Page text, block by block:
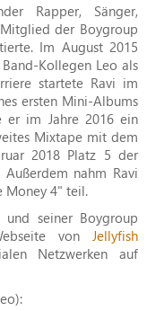
Rapper, Sänger,
der Boygroup
Im August 2015
Kollegen Leo als
startete Ravi im
ersten Mini-Albums
er im Jahre 2016 ein
Mixtape mit dem
2018 Platz 5 der
nahm Ravi
Money 4" teil.
seiner Boygroup
von Jellyfish
Netzwerken auf